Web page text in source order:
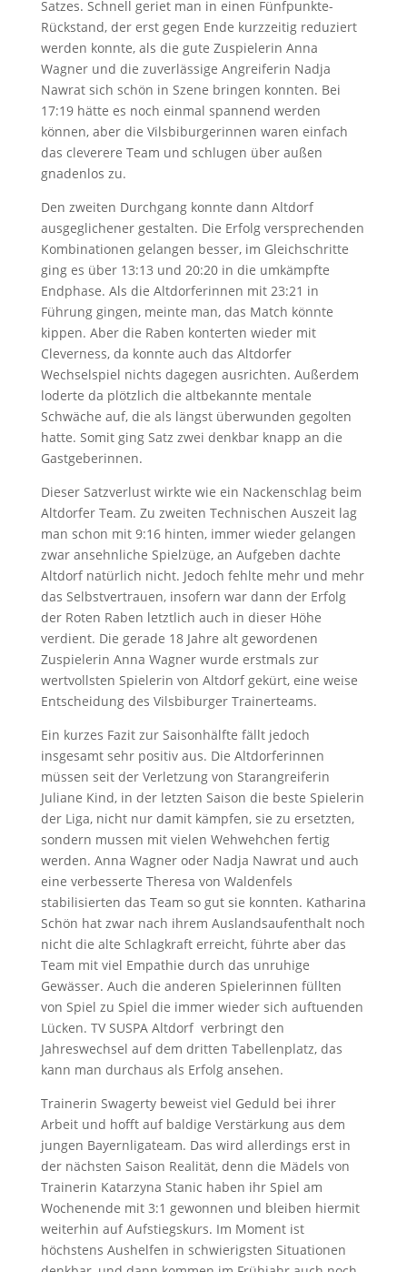
Satzes. Schnell geriet man in einen Fünfpunkte-
Rückstand, der erst gegen Ende kurzzeitig reduziert
werden konnte, als die gute Zuspielerin Anna
Wagner und die zuverlässige Angreiferin Nadja
Nawrat sich schön in Szene bringen konnten. Bei
17:19 hätte es noch einmal spannend werden
können, aber die Vilsbiburgerinnen waren einfach
das cleverere Team und schlugen über außen
gnadenlos zu.
Den zweiten Durchgang konnte dann Altdorf
ausgeglichener gestalten. Die Erfolg versprechenden
Kombinationen gelangen besser, im Gleichschritte
ging es über 13:13 und 20:20 in die umkämpfte
Endphase. Als die Altdorferinnen mit 23:21 in
Führung gingen, meinte man, das Match könnte
kippen. Aber die Raben konterten wieder mit
Cleverness, da konnte auch das Altdorfer
Wechselspiel nichts dagegen ausrichten. Außerdem
loderte da plötzlich die altbekannte mentale
Schwäche auf, die als längst überwunden gegolten
hatte. Somit ging Satz zwei denkbar knapp an die
Gastgeberinnen.
Dieser Satzverlust wirkte wie ein Nackenschlag beim
Altdorfer Team. Zu zweiten Technischen Auszeit lag
man schon mit 9:16 hinten, immer wieder gelangen
zwar ansehnliche Spielzüge, an Aufgeben dachte
Altdorf natürlich nicht. Jedoch fehlte mehr und mehr
das Selbstvertrauen, insofern war dann der Erfolg
der Roten Raben letztlich auch in dieser Höhe
verdient. Die gerade 18 Jahre alt gewordenen
Zuspielerin Anna Wagner wurde erstmals zur
wertvollsten Spielerin von Altdorf gekürt, eine weise
Entscheidung des Vilsbiburger Trainerteams.
Ein kurzes Fazit zur Saisonhälfte fällt jedoch
insgesamt sehr positiv aus. Die Altdorferinnen
müssen seit der Verletzung von Starangreiferin
Juliane Kind, in der letzten Saison die beste Spielerin
der Liga, nicht nur damit kämpfen, sie zu ersetzten,
sondern mussen mit vielen Wehwehchen fertig
werden. Anna Wagner oder Nadja Nawrat und auch
eine verbesserte Theresa von Waldenfels
stabilisierten das Team so gut sie konnten. Katharina
Schön hat zwar nach ihrem Auslandsaufenthalt noch
nicht die alte Schlagkraft erreicht, führte aber das
Team mit viel Empathie durch das unruhige
Gewässer. Auch die anderen Spielerinnen füllten
von Spiel zu Spiel die immer wieder sich auftuenden
Lücken. TV SUSPA Altdorf verbringt den
Jahreswechsel auf dem dritten Tabellenplatz, das
kann man durchaus als Erfolg ansehen.
Trainerin Swagerty beweist viel Geduld bei ihrer
Arbeit und hofft auf baldige Verstärkung aus dem
jungen Bayernligateam. Das wird allerdings erst in
der nächsten Saison Realität, denn die Mädels von
Trainerin Katarzyna Stanic haben ihr Spiel am
Wochenende mit 3:1 gewonnen und bleiben hiermit
weiterhin auf Aufstiegskurs. Im Moment ist
höchstens Aushelfen in schwierigsten Situationen